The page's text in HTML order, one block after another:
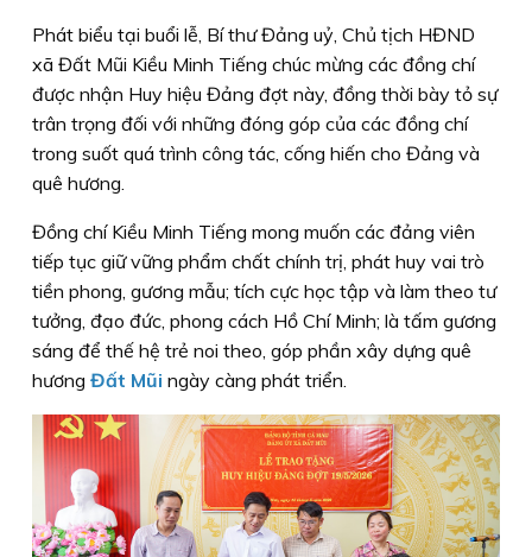
Phát biểu tại buổi lễ, Bí thư Đảng uỷ, Chủ tịch HĐND
xã Đất Mũi Kiều Minh Tiếng chúc mừng các đồng chí
được nhận Huy hiệu Đảng đợt này, đồng thời bày tỏ sự
trân trọng đối với những đóng góp của các đồng chí
trong suốt quá trình công tác, cống hiến cho Đảng và
quê hương.
Đồng chí Kiều Minh Tiếng mong muốn các đảng viên
tiếp tục giữ vững phẩm chất chính trị, phát huy vai trò
tiền phong, gương mẫu; tích cực học tập và làm theo tư
tưởng, đạo đức, phong cách Hồ Chí Minh; là tấm gương
sáng để thế hệ trẻ noi theo, góp phần xây dựng quê
hương Đất Mũi ngày càng phát triển.